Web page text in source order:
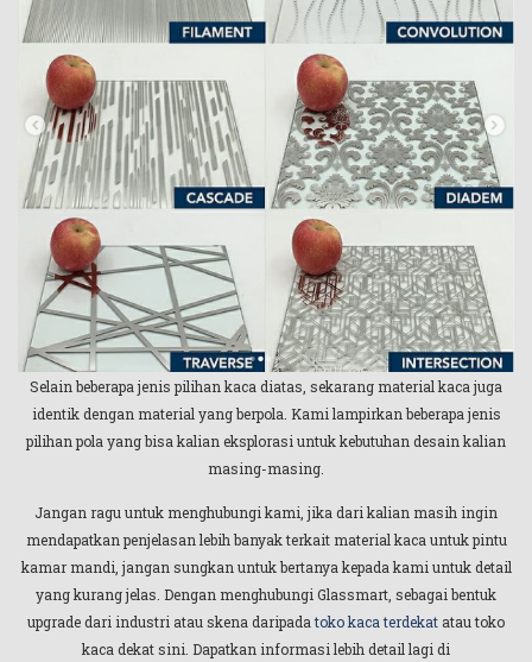
Selain beberapa jenis pilihan kaca diatas, sekarang material kaca juga
identik dengan material yang berpola. Kami lampirkan beberapa jenis
pilihan pola yang bisa kalian eksplorasi untuk kebutuhan desain kalian
masing-masing.
Jangan ragu untuk menghubungi kami, jika dari kalian masih ingin
mendapatkan penjelasan lebih banyak terkait material kaca untuk pintu
kamar mandi, jangan sungkan untuk bertanya kepada kami untuk detail
yang kurang jelas. Dengan menghubungi Glassmart, sebagai bentuk
upgrade dari industri atau skena daripadatoko kaca terdekat atau toko
kaca dekat sini. Dapatkan informasi lebih detail lagi di